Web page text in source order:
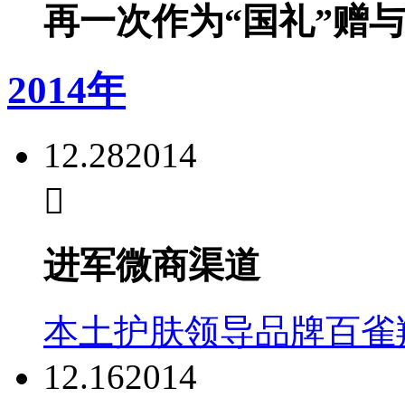
再一次作为“国礼”赠
2014年
12.282014
进军微商渠道
本土护肤领导品牌百
12.162014